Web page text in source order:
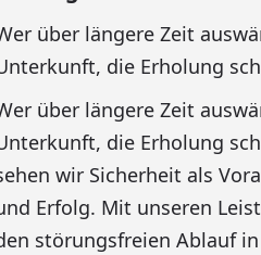
über längere Zeit
die Erholung
über längere Zeit
die Erholung
wir Sicherheit als
Erfolg. Mit unseren
störungsfreien Ablauf